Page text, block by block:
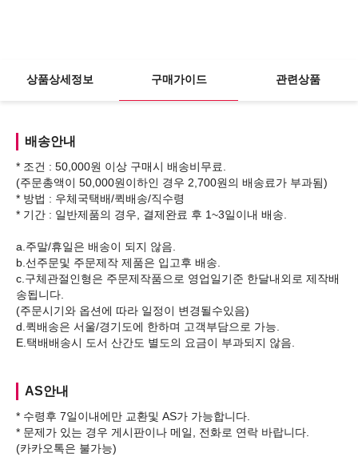
상품상세정보 구매가이드 관련상품
배송안내
* 조건 : 50,000원 이상 구매시 배송비무료.
(주문총액이 50,000원이하인 경우 2,700원의 배송료가 부과됨)
* 방법 : 우체국택배/퀵배송/직수령
* 기간 : 일반제품의 경우, 결제완료 후 1~3일이내 배송.
a.주말/휴일은 배송이 되지 않음.
b.선주문및 주문제작 제품은 입고후 배송.
c.구체관절인형은 주문제작품으로 영업일기준 한달내외로 제작배
송됩니다.
(주문시기와 옵션에 따라 일정이 변경될수있음)
d.퀵배송은 서울/경기도에 한하며 고객부담으로 가능.
AS안내
* 수령후 7일이내에만 교환및 AS가 가능합니다.
* 문제가 있는 경우 게시판이나 메일, 전화로 연락 바랍니다.
(카카오톡은 불가능)